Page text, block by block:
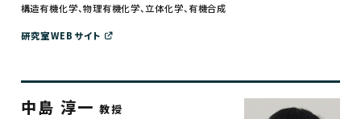
構造有機化学、物理有機化学、立体化学、有機合成
研究室WEBサイト
中島 淳一教授